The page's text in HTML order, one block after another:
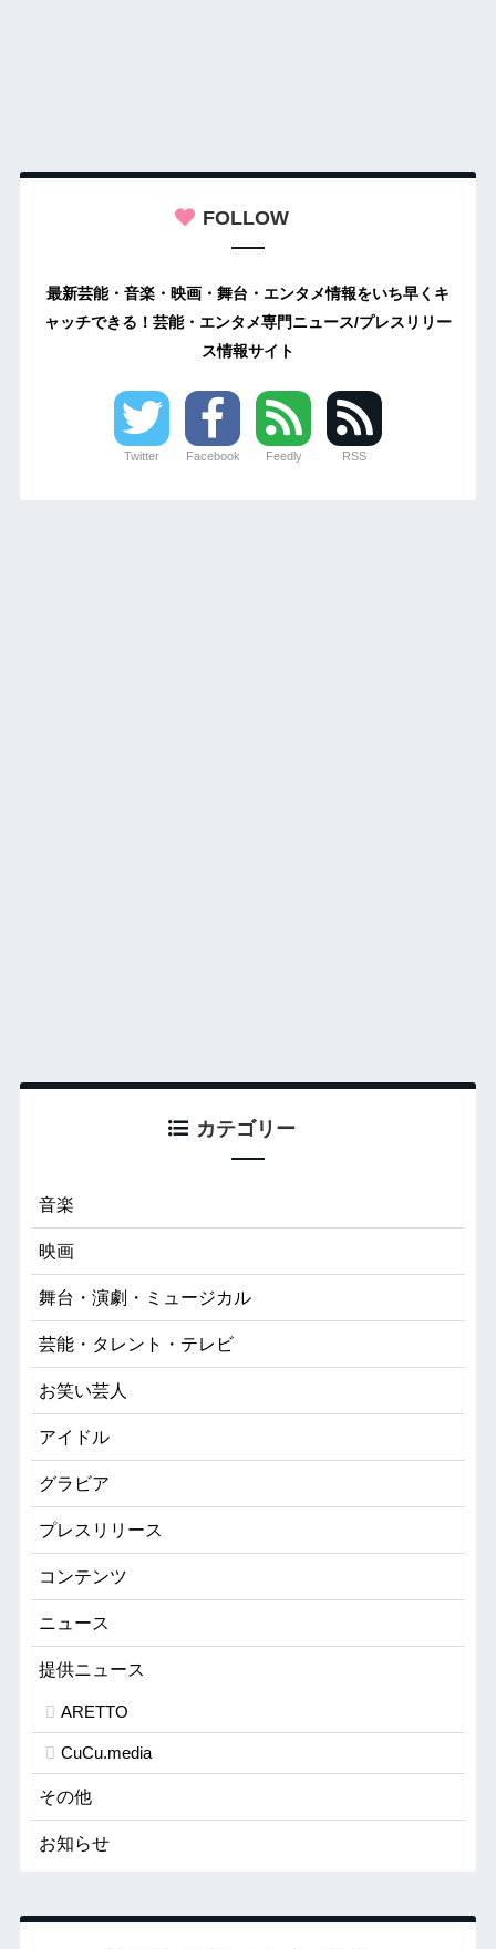
FOLLOW
最新芸能・音楽・映画・舞台・エンタメ情報をいち早くキ
ャッチできる！芸能・エンタメ専門ニュース/プレスリリー
ス情報サイト
Twitter Facebook Feedly RSS
カテゴリー
音楽
映画
舞台・演劇・ミュージカル
芸能・タレント・テレビ
お笑い芸人
アイドル
グラビア
プレスリリース
コンテンツ
ニュース
提供ニュース
ARETTO
CuCu.media
その他
お知らせ